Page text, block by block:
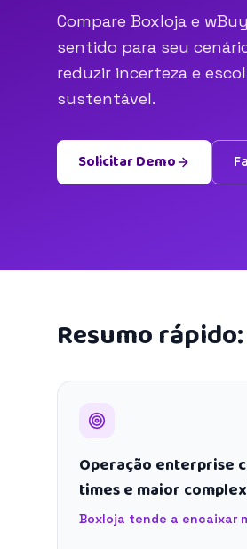
Compare Boxloja e
sentido para seu
reduzir incerteza e
sustentável.
Solicitar Demo
Resumo
Operação enterprise
times e maior
Boxloja tende a encaixar